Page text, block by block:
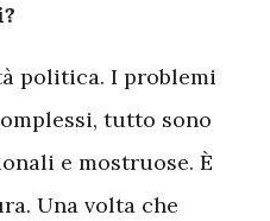
politica. I problemi
tutto sono
e mostruose. È
Una volta che